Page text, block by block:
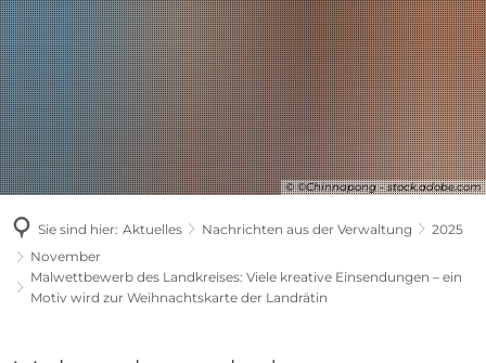
© ©Chinnapong - stock.adobe.com
Sie sind hier: Aktuelles Nachrichten aus der Verwaltung
2025
November
Malwettbewerb des Landkreises: Viele kreative Einsendungen – ein
Motiv wird zur Weihnachtskarte der Landrätin